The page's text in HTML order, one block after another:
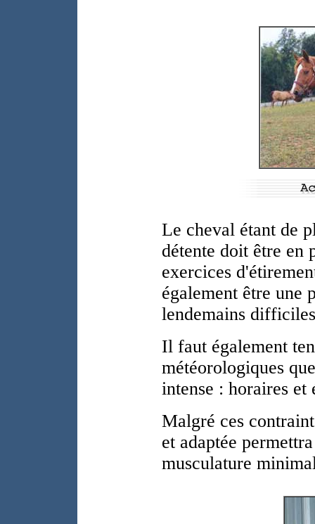
Le cheval étant de
détente doit être en
exercices
également être une
lendemains
Il faut également
météorologiques
intense : horaires et
Malgré ces
et adaptée
musculature